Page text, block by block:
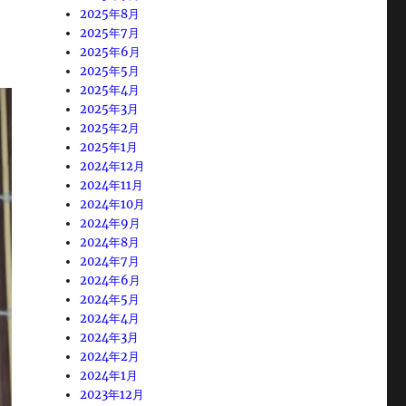
2025年8月
2025年7月
2025年6月
2025年5月
2025年4月
2025年3月
2025年2月
2025年1月
2024年12月
2024年11月
2024年10月
2024年9月
2024年8月
2024年7月
2024年6月
2024年5月
2024年4月
2024年3月
2024年2月
2024年1月
2023年12月